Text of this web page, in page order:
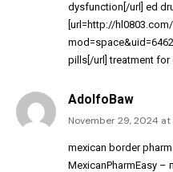
dysfunction[/url] ed
[url=http://
pills[/url] treatment for
AdolfoBaw
November 29, 2024 at
mexican border
MexicanPharmEasy –